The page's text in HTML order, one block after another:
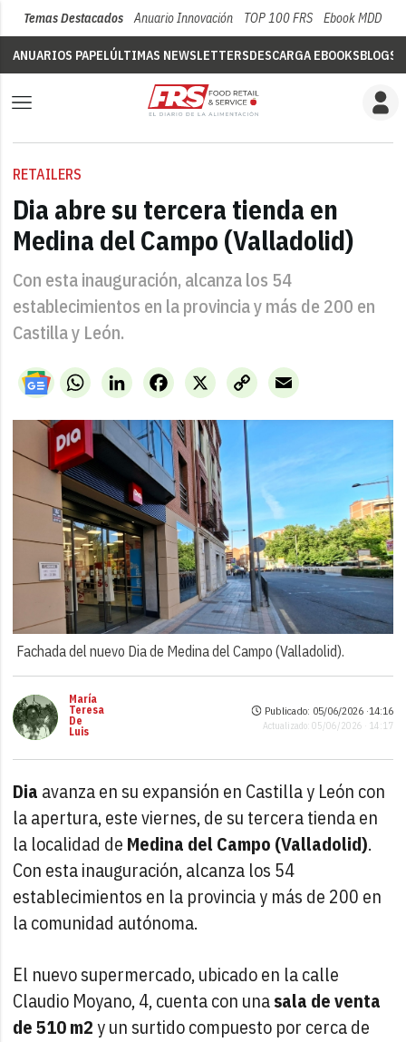
Temas Destacados Anuario Innovación TOP 100 FRS Ebook MDD
ANUARIOS PAPELÚLTIMAS NEWSLETTERSDESCARGA EBOOKSBLOGS
RETAILERS
Dia abre su tercera tienda en
Medina del Campo (Valladolid)
Con esta inauguración, alcanza los 54
establecimientos en la provincia y más de 200 en
Castilla y León.
WhatsAppLinkedIn X
Facebook
Copy
Link
Email
Fachada del nuevo Dia de Medina del Campo (Valladolid).
María
Teresa
De
Luis
Publicado: 05/06/2026 ·14:16
Actualizado: 05/06/2026 · 14:17
Dia avanza en su expansión en Castilla y León con
la apertura, este viernes, de su tercera tienda en
la localidad de Medina del Campo (Valladolid).
Con esta inauguración, alcanza los 54
establecimientos en la provincia y más de 200 en
la comunidad autónoma.
El nuevo supermercado, ubicado en la calle
Claudio Moyano, 4, cuenta con unasala de venta
de 510 m2y un surtido compuesto por cerca de